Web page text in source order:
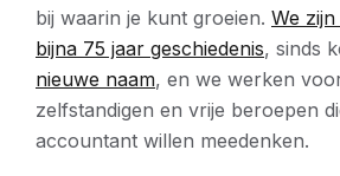
bij waarin je kunt groeien. We
bijna 75 jaar geschiedenis, sinds
nieuwe naam, en we werken
zelfstandigen en vrije beroepen
accountant willen meedenken.